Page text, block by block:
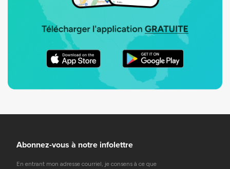
Abonnez-vous à notre infolettre
En entrant mon adresse courriel, je consens à ce que